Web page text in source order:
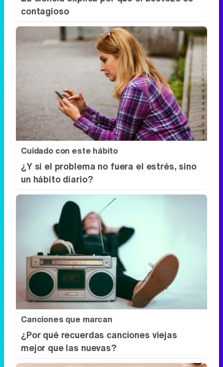
contagioso
Cuidado con este hábito
¿Y si el problema no fuera el estrés, sino
un hábito diario?
Canciones que marcan
¿Por qué recuerdas canciones viejas
mejor que las nuevas?